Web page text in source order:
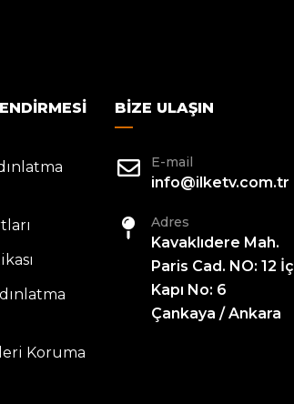
Koruma
BIZE ULAŞIN
E-mail
info@ilketv.com.tr
Adres
Kavaklıdere Mah.
Paris Cad. NO: 12 İç
Kapı No: 6
Çankaya / Ankara